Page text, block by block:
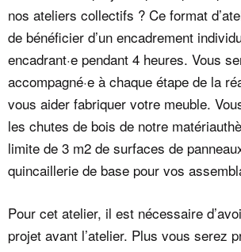
nos ateliers collectifs ? Ce format
de bénéficier d’un encadrement
encadrant·e pendant 4 heures. Vous
accompagné·e à chaque étape de la
vous aider fabriquer votre meuble.
les chutes de bois de notre
limite de 3 m2 de surfaces de
quincaillerie de base pour vos
Pour cet atelier, il est nécessaire
projet avant l’atelier. Plus vous serez